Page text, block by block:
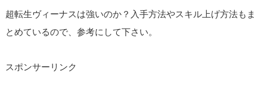
超転生ヴィーナスは強いのか？入手方法やスキル上げ方法もま
とめているので、参考にして下さい。
スポンサーリンク